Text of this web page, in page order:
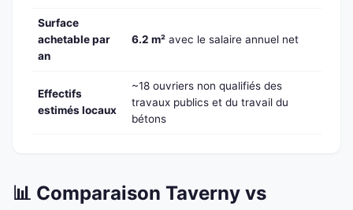
Surface
achetable par
an
6.2 m² avec le salaire annuel net
Effectifs
estimés locaux
~18 ouvriers non qualifiés des
travaux publics et du travail du
bétons
📊 Comparaison Taverny vs